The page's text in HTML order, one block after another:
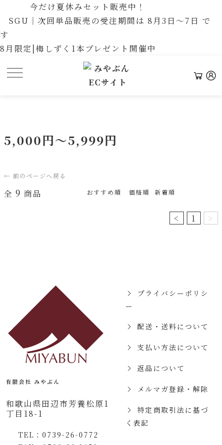
今だけ夏休みセット販売中！
SGU｜次回単品販売の受注期間は 8月3日〜7日 で
す
8月限定|梅しずく1本プレゼント開催中
5,000円～5,999円
← 前のページへ戻る
全 9 商品 おすすめ順 価格順 新着順
< 1 >
有限会社 みやぶん
和歌山県田辺市芳養松原1
丁目18-1
TEL： 0739-26-0772
プライバシーポリシ
ー
配送・送料について
支払い方法について
返品について
メルマガ登録・解除
特定商取引法に基づ
く表記